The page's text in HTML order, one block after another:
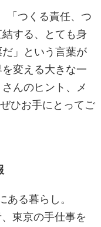
「つくる責任、つ
する、とても身
」という言葉が
変える大きな一
んのヒント、メ
ひお手にとってご
る暮らし。
東京の手仕事を